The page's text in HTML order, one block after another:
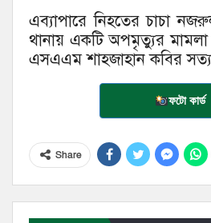
এব্যাপারে নিহতের চাচা
থানায় একটি অপমৃত্যুর মামলা
এসএএম শাহজাহান কবির
ফটো কার্ড
Share